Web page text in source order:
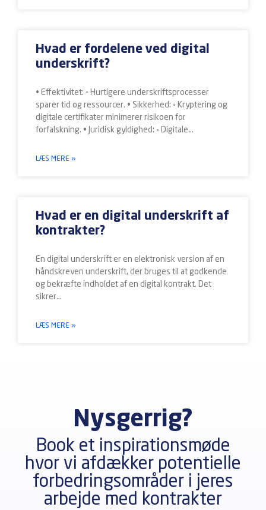
Hvad er fordelene ved digital
underskrift?
• Effektivitet: ◦ Hurtigere underskriftsprocesser
sparer tid og ressourcer. • Sikkerhed: ◦ Kryptering og
digitale certifikater minimerer risikoen for
forfalskning. • Juridisk gyldighed: ◦ Digitale
LÆS MERE »
Hvad er en digital underskrift af
kontrakter?
En digital underskrift er en elektronisk version af en
håndskreven underskrift, der bruges til at godkende
og bekræfte indholdet af en digital kontrakt. Det
sikrer
LÆS MERE »
Nysgerrig?
Book et inspirationsmøde
hvor vi afdækker potentielle
forbedringsområder i jeres
arbejde med kontrakter